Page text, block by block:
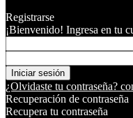
Registrarse
¡Bienvenido! Ingresa en tu
¿Olvidaste tu contraseña?
Recuperación de contraseña
Recupera tu contraseña